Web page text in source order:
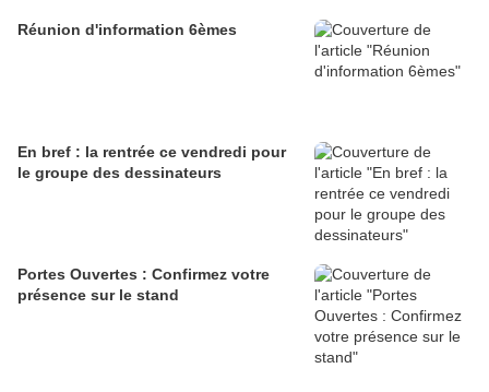
Réunion d'information 6èmes
En bref : la rentrée ce vendredi pour
le groupe des dessinateurs
Portes Ouvertes : Confirmez votre
présence sur le stand